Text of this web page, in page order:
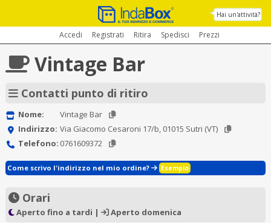
Hai un'attività?
Accedi Registrati Ritira Spedisci Prezzi
Vintage Bar
Contatti punto di ritiro
Nome:
Vintage Bar
Indirizzo: Via Giacomo Cesaroni 17/b, 01015 Sutri (VT)
Telefono: 0761609372
Come scrivo l'indirizzo nel mio ordine? Esempio
Orari
Aperto fino a tardi |
Aperto domenica